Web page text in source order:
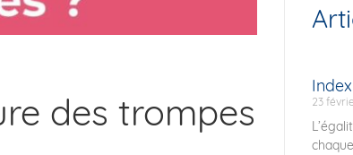
des trompes 23